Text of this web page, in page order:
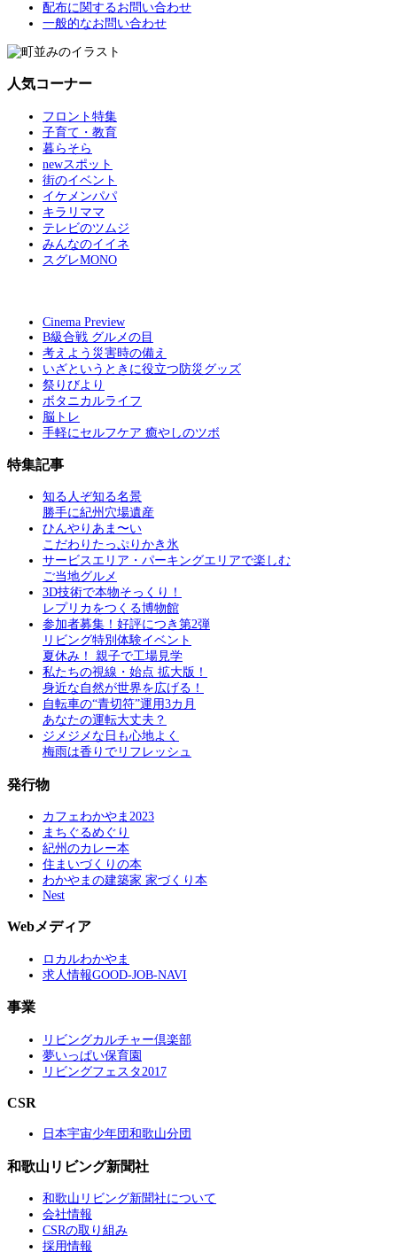
配布に関するお問い合わせ
一般的なお問い合わせ
人気コーナー
フロント特集
子育て・教育
暮らそら
newスポット
街のイベント
イケメンパパ
キラリママ
テレビのツムジ
みんなのイイネ
スグレMONO
Cinema Preview
B級合戦 グルメの目
考えよう災害時の備え
いざというときに役立つ防災グッズ
祭りびより
ボタニカルライフ
脳トレ
手軽にセルフケア 癒やしのツボ
特集記事
知る人ぞ知る名景
勝手に紀州穴場遺産
ひんやりあま〜い
こだわりたっぷりかき氷
サービスエリア・パーキングエリアで楽しむ
ご当地グルメ
3D技術で本物そっくり！
レプリカをつくる博物館
参加者募集！好評につき第2弾
リビング特別体験イベント
夏休み！ 親子で工場見学
私たちの視線・始点 拡大版！
身近な自然が世界を広げる！
自転車の“青切符”運用3カ月
あなたの運転大丈夫？
ジメジメな日も心地よく
梅雨は香りでリフレッシュ
発行物
カフェわかやま2023
まちぐるめぐり
紀州のカレー本
住まいづくりの本
わかやまの建築家 家づくり本
Nest
Webメディア
ロカルわかやま
求人情報GOOD-JOB-NAVI
事業
リビングカルチャー倶楽部
夢いっぱい保育園
リビングフェスタ2017
CSR
日本宇宙少年団和歌山分団
和歌山リビング新聞社
和歌山リビング新聞社について
会社情報
CSRの取り組み
採用情報